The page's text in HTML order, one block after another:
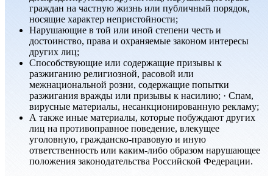
граждан на частную жизнь или публичный порядок,
носящие характер непристойности;
Нарушающие в той или иной степени честь и
достоинство, права и охраняемые законом интересы
других лиц;
Способствующие или содержащие призывы к
разжиганию религиозной, расовой или
межнациональной розни, содержащие попытки
разжигания вражды или призывы к насилию; · Спам,
вирусные материалы, несанкционированную рекламу;
А также иные материалы, которые побуждают других
лиц на противоправное поведение, влекущее
уголовную, гражданско-правовую и иную
ответственность или каким-либо образом нарушающее
положения законодательства Российской Федерации.